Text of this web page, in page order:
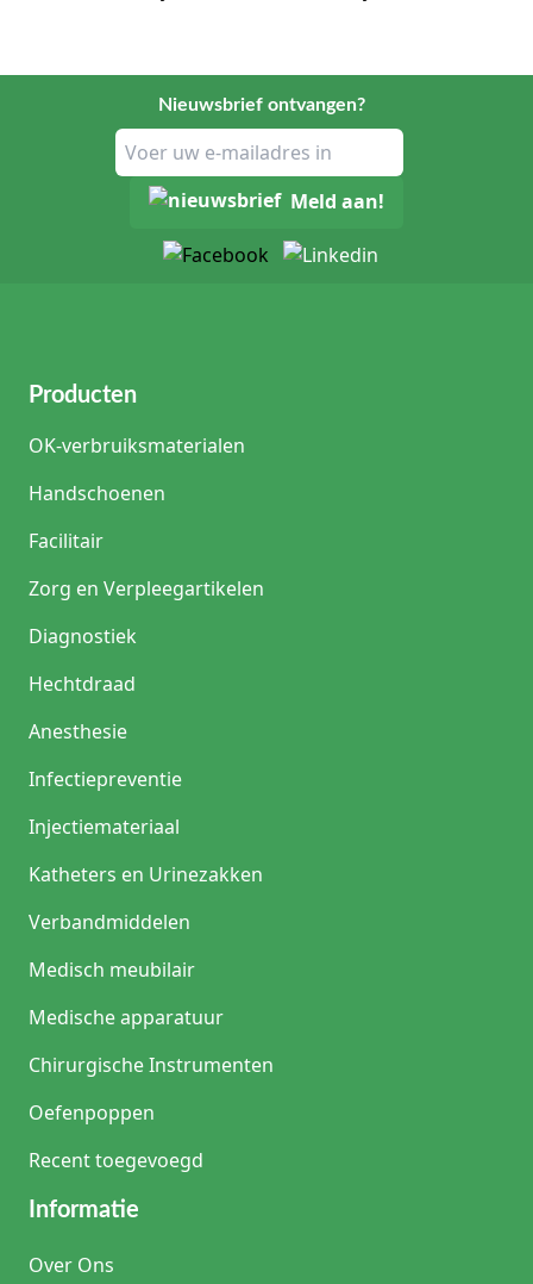
Nieuwsbrief ontvangen?
Meld aan!
Producten
OK-verbruiksmaterialen
Handschoenen
Facilitair
Zorg en Verpleegartikelen
Diagnostiek
Hechtdraad
Anesthesie
Infectiepreventie
Injectiemateriaal
Katheters en Urinezakken
Verbandmiddelen
Medisch meubilair
Medische apparatuur
Chirurgische Instrumenten
Oefenpoppen
Recent toegevoegd
Informatie
Over Ons